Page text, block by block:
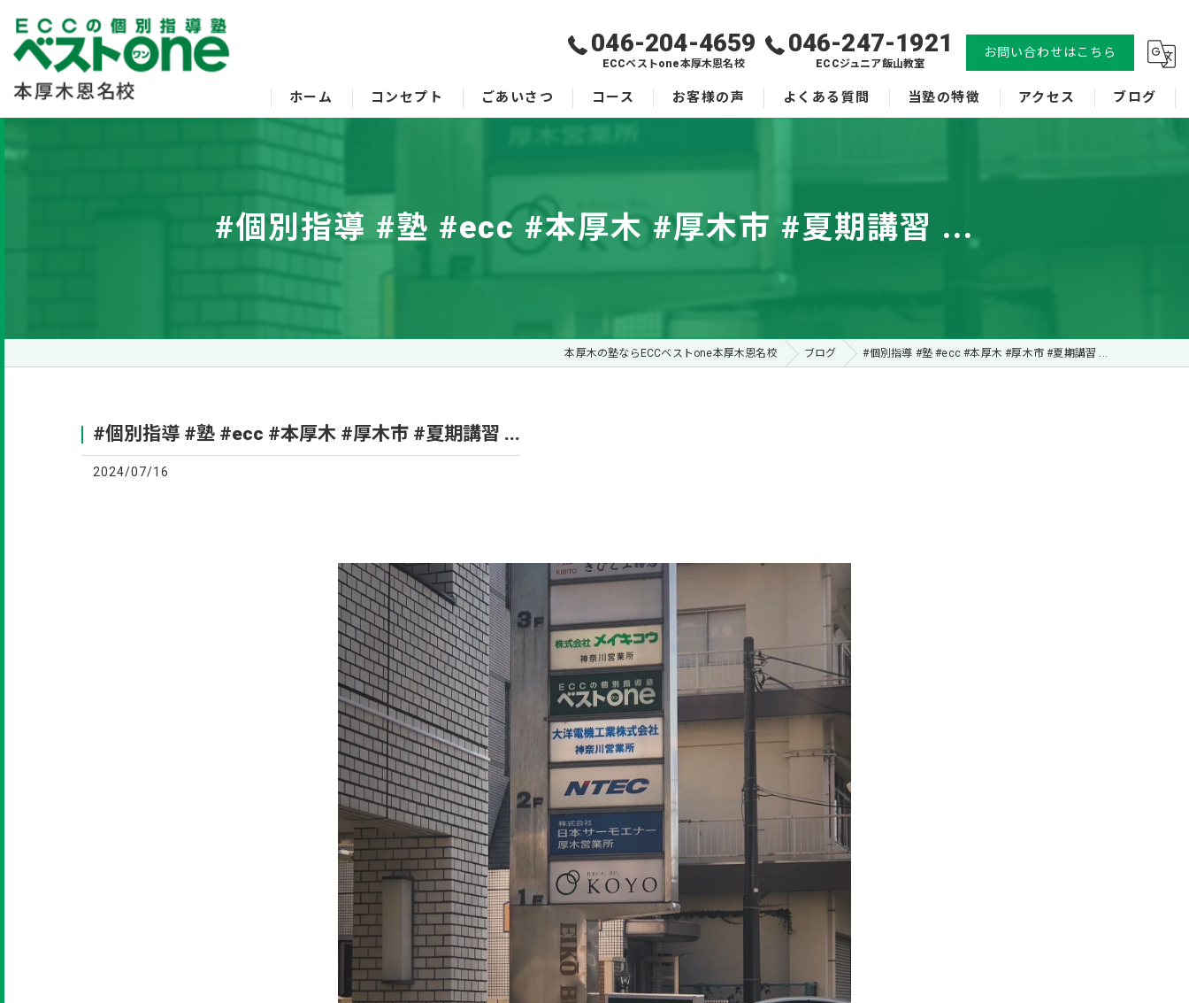
046-204-4659
ECCベストone本厚木恩名校
046-247-1921
ECCジュニア飯山教室
お問い合わせはこちら
ホーム コンセプト ごあいさつ コース お客様の声 よくある質問 当塾の特徴
体験
アクセス ブログ
#個別指導 #塾 #ecc #本厚木 #厚木市 #夏期講習 ...
本厚木の塾ならECCベストone本厚木恩名校 ブログ #個別指導 #塾 #ecc #本厚木 #厚木市 #夏期講習 ...
#個別指導 #塾 #ecc #本厚木 #厚木市 #夏期講習 ...
2024/07/16